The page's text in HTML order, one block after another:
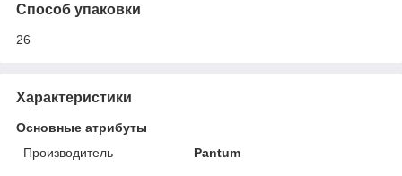
Способ упаковки
26
Характеристики
Основные атрибуты
Производитель
Pantum